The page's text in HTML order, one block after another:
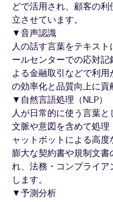
どで活用され、顧客の
立させています。
▼音声認識
人の話す言葉をテキス
ールセンターでの応対
よる金融取引などで利
の効率化と品質向上に貢
▼自然言語処理（NLP）
人が日常的に使う言葉
文脈や意図を含めて処
ャットボットによる高度
膨大な契約書や規制文
れ、法務・コンプライ
します。
▼予測分析